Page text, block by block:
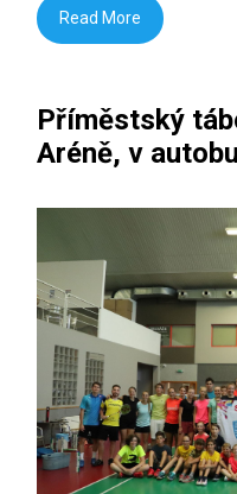
Read More
Příměstský
Aréně, v